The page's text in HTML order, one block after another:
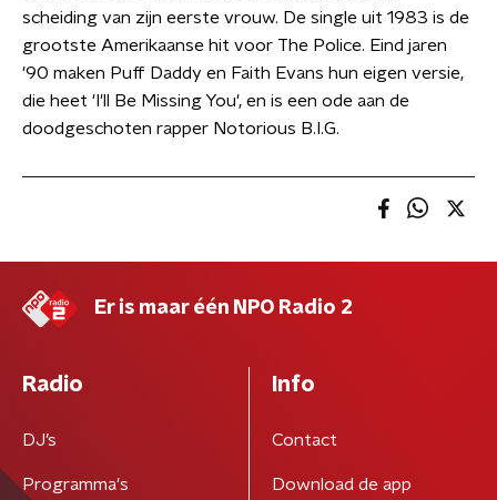
scheiding van zijn eerste vrouw. De single uit 1983 is de
grootste Amerikaanse hit voor The Police. Eind jaren
'90 maken Puff Daddy en Faith Evans hun eigen versie,
die heet 'I'll Be Missing You', en is een ode aan de
doodgeschoten rapper Notorious B.I.G.
Er is maar één NPO Radio 2
Radio
DJ’s
Programma's
Info
Contact
Download de app